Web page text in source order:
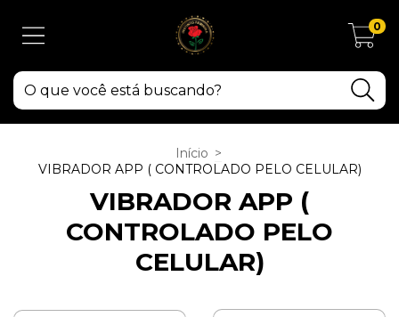
0
Início >
VIBRADOR APP ( CONTROLADO PELO CELULAR)
VIBRADOR APP (
CONTROLADO PELO
CELULAR)